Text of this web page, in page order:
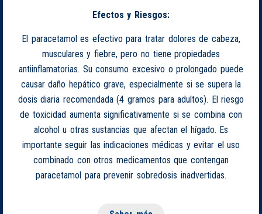
Efectos y Riesgos:
El paracetamol es efectivo para tratar dolores de cabeza,
musculares y fiebre, pero no tiene propiedades
antiinflamatorias. Su consumo excesivo o prolongado puede
causar daño hepático grave, especialmente si se supera la
dosis diaria recomendada (4 gramos para adultos). El riesgo
de toxicidad aumenta significativamente si se combina con
alcohol u otras sustancias que afectan el hígado. Es
importante seguir las indicaciones médicas y evitar el uso
combinado con otros medicamentos que contengan
paracetamol para prevenir sobredosis inadvertidas.